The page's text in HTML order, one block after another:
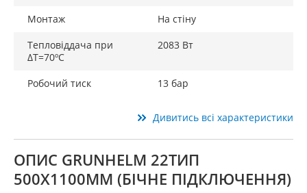
Монтаж
На стіну
Тепловіддача при
ΔТ=70ºС
2083 Вт
Робочий тиск 13 бар
Дивитись всі характеристики
ОПИС GRUNHELM 22ТИП
500X1100ММ (БІЧНЕ ПІДКЛЮЧЕННЯ)